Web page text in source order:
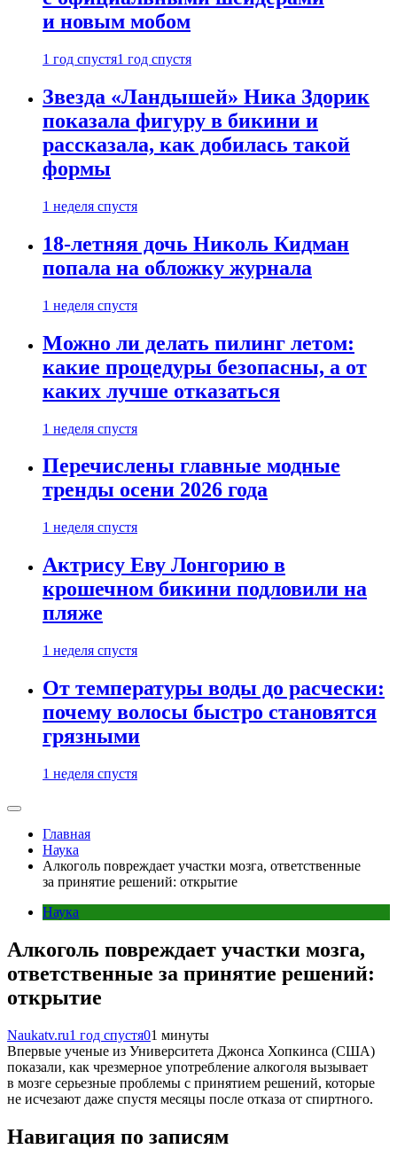
и новым мобом
1 год спустя1 год спустя
Звезда «Ландышей» Ника Здорик
показала фигуру в бикини и
рассказала, как добилась такой
формы
1 неделя спустя
18-летняя дочь Николь Кидман
попала на обложку журнала
1 неделя спустя
Можно ли делать пилинг летом:
какие процедуры безопасны, а от
каких лучше отказаться
1 неделя спустя
Перечислены главные модные
тренды осени 2026 года
1 неделя спустя
Актрису Еву Лонгорию в
крошечном бикини подловили на
пляже
1 неделя спустя
От температуры воды до расчески:
почему волосы быстро становятся
грязными
1 неделя спустя
Главная
Наука
Алкоголь повреждает участки мозга, ответственные
за принятие решений: открытие
Наука
Алкоголь повреждает участки мозга,
ответственные за принятие решений:
открытие
Naukatv.ru1 год спустя01 минуты
Впервые ученые из Университета Джонса Хопкинса (США)
показали, как чрезмерное употребление алкоголя вызывает
в мозге серьезные проблемы с принятием решений, которые
не исчезают даже спустя месяцы после отказа от спиртного.
Навигация по записям